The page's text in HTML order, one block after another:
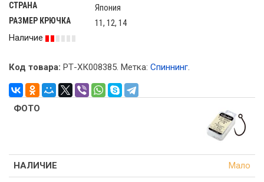
СТРАНА Япония
РАЗМЕР КРЮЧКА
11, 12, 14
Наличие
Код товара: РТ-ХК008385. Метка: Спиннинг.
Мало